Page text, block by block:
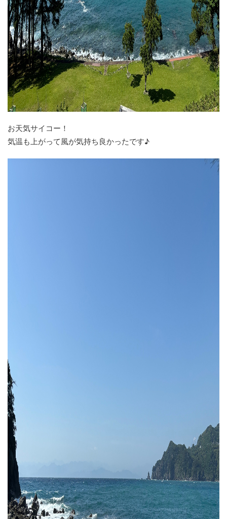
お天気サイコー！
気温も上がって風が気持ち良かったです♪